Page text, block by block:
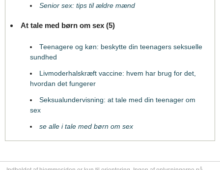
Senior sex: tips til ældre mænd
At tale med børn om sex (5)
Teenagere og køn: beskytte din teenagers seksuelle
sundhed
Livmoderhalskræft vaccine: hvem har brug for det,
hvordan det fungerer
Seksualundervisning: at tale med din teenager om
sex
se alle i tale med børn om sex